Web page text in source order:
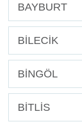
BAYBURT
BİLECİK
BİNGÖL
BİTLİS